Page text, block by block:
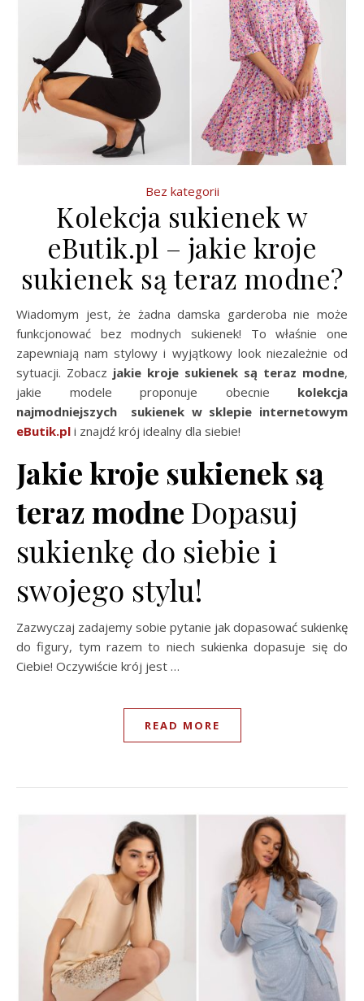
Bez kategorii
Kolekcja sukienek w
eButik.pl – jakie kroje
sukienek są teraz modne?
Wiadomym jest, że żadna damska garderoba nie może
funkcjonować bez modnych sukienek! To właśnie one
zapewniają nam stylowy i wyjątkowy look niezależnie od
sytuacji. Zobacz jakie kroje sukienek są teraz modne,
jakie modele proponuje obecnie kolekcja
najmodniejszych sukienek w sklepie internetowym
eButik.pl i znajdź krój idealny dla siebie!
Jakie kroje sukienek są
teraz modne Dopasuj
sukienkę do siebie i
swojego stylu!
Zazwyczaj zadajemy sobie pytanie jak dopasować sukienkę
do figury, tym razem to niech sukienka dopasuje się do
Ciebie! Oczywiście krój jest …
READ MORE